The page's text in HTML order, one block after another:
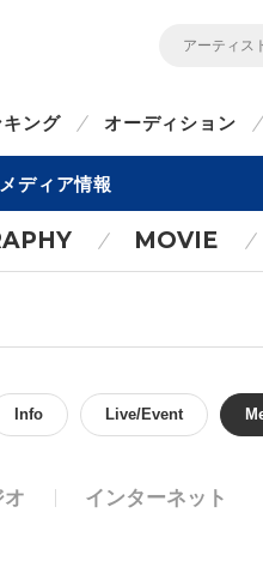
キング オーディション
メディア情報
MOVIE
Info Live/Event
オ インターネット